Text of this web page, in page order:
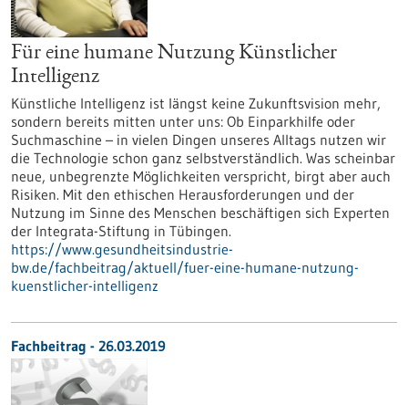
Für eine humane Nutzung Künstlicher
Intelligenz
Künstliche Intelligenz ist längst keine Zukunftsvision mehr,
sondern bereits mitten unter uns: Ob Einparkhilfe oder
Suchmaschine – in vielen Dingen unseres Alltags nutzen wir
die Technologie schon ganz selbstverständlich. Was scheinbar
neue, unbegrenzte Möglichkeiten verspricht, birgt aber auch
Risiken. Mit den ethischen Herausforderungen und der
Nutzung im Sinne des Menschen beschäftigen sich Experten
der Integrata-Stiftung in Tübingen.
https://www.gesundheitsindustrie-
bw.de/fachbeitrag/aktuell/fuer-eine-humane-nutzung-
kuenstlicher-intelligenz
Fachbeitrag - 26.03.2019